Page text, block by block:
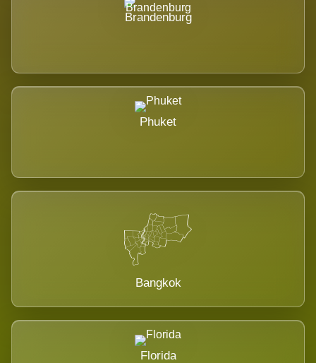
Brandenburg
Phuket
Bangkok
Florida